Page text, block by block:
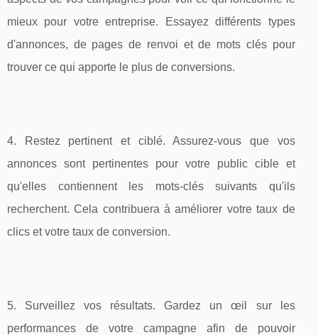
mieux pour votre entreprise. Essayez différents types
d'annonces, de pages de renvoi et de mots clés pour
trouver ce qui apporte le plus de conversions.
4. Restez pertinent et ciblé. Assurez-vous que vos
annonces sont pertinentes pour votre public cible et
qu'elles contiennent les mots-clés suivants qu'ils
recherchent. Cela contribuera à améliorer votre taux de
clics et votre taux de conversion.
5. Surveillez vos résultats. Gardez un œil sur les
performances de votre campagne afin de pouvoir